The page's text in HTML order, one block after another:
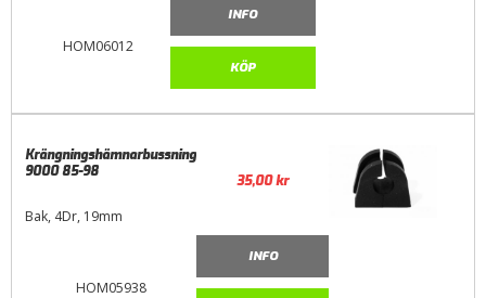
HOM06012
INFO
KÖP
HOM05938
Krängningshämnarbussning
9000 85-98
Bak, 4Dr, 19mm
35,00kr
INFO